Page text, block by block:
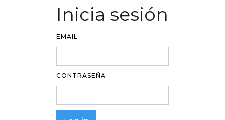
Inicia sesión
EMAIL
CONTRASEÑA